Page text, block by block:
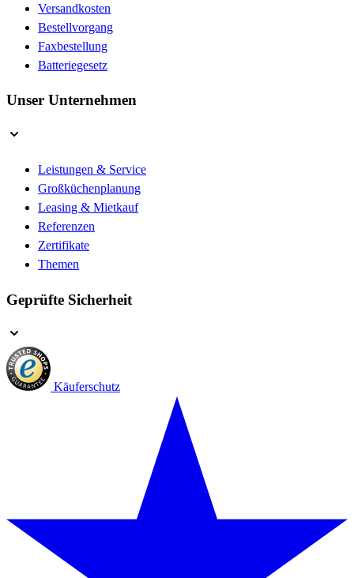
Versandkosten
Bestellvorgang
Faxbestellung
Batteriegesetz
Unser Unternehmen
Leistungen & Service
Großküchenplanung
Leasing & Mietkauf
Referenzen
Zertifikate
Themen
Geprüfte Sicherheit
Käuferschutz